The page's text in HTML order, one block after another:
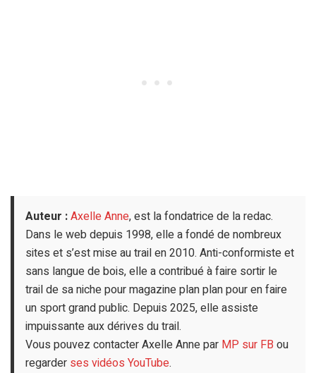
Auteur :Axelle Anne, est la fondatrice de la redac.
Dans le web depuis 1998, elle a fondé de nombreux
sites et s’est mise au trail en 2010. Anti-conformiste et
sans langue de bois, elle a contribué à faire sortir le
trail de sa niche pour magazine plan plan pour en faire
un sport grand public. Depuis 2025, elle assiste
impuissante aux dérives du trail.
Vous pouvez contacter Axelle Anne par MP sur FB ou
regarder ses vidéos YouTube.